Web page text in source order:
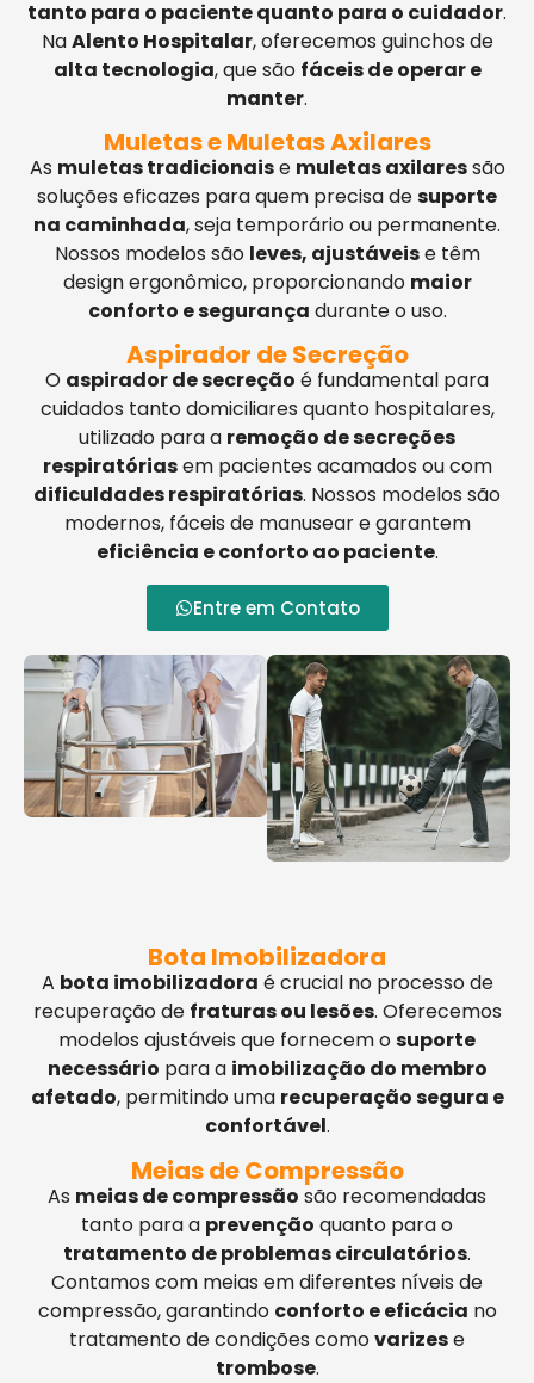
tanto para o paciente quanto para o cuidador.
NaAlento Hospitalar, oferecemos guinchos de
alta tecnologia, que são fáceis de operar e
manter.
Muletas e Muletas Axilares
As muletas tradicionaise muletas axilaressão
soluções eficazes para quem precisa desuporte
na caminhada, seja temporário ou permanente.
Nossos modelos são leves, ajustáveise têm
design ergonômico, proporcionando maior
conforto e segurança durante o uso.
Aspirador de Secreção
O aspirador de secreção é fundamental para
cuidados tanto domiciliares quanto hospitalares,
utilizado para a remoção de secreções
respiratóriasem pacientes acamados ou com
dificuldades respiratórias. Nossos modelos são
modernos, fáceis de manusear e garantem
eficiência e conforto ao paciente.
Entre em Contato
Bota Imobilizadora
A bota imobilizadora é crucial no processo de
recuperação de fraturas ou lesões. Oferecemos
modelos ajustáveis que fornecem osuporte
necessário para a imobilização do membro
afetado, permitindo uma recuperação segura e
confortável.
Meias de Compressão
As meias de compressão são recomendadas
tanto para a prevenção quanto para o
tratamento de problemas circulatórios.
Contamos com meias em diferentes níveis de
compressão, garantindo conforto e eficácia no
tratamento de condições comovarizese
trombose.